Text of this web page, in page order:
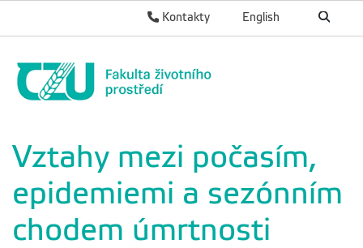
English
Kontakty
Vztahy mezi počasím,
epidemiemi a sezónním
chodem úmrtnosti